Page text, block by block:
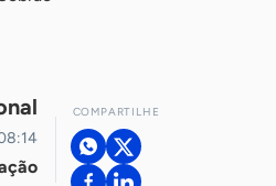
COMPARTILHE